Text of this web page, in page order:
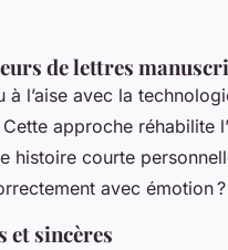
de lettres
l’aise avec la
approche réhabilite
histoire courte
avec émotion ?
et sincères